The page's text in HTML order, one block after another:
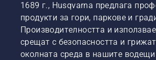
1689 г., Husqvarna предлага
продукти за гори, паркове и
Производителността и
срещат с безопасността и
околната среда в нашите